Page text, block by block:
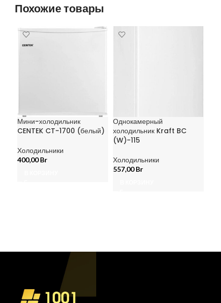
Похожие товары
Мини-холодильник
CENTEK CT-1700 (белый)
Холодильники
400,00Br
Однокамерный
холодильник Kraft BC
(W)-115
Холодильники
557,00Br